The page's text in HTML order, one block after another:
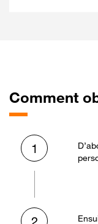
Comment
1